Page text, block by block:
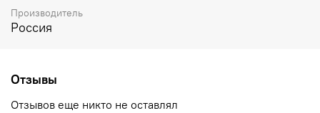
Производитель
Россия
Отзывы
Отзывов еще никто не оставлял